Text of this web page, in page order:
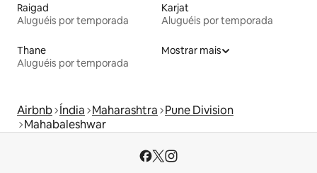
Raigad
Aluguéis por temporada
Karjat
Aluguéis por temporada
Thane
Aluguéis por temporada
Mostrar mais
Airbnb Índia Maharashtra Pune Division
Mahabaleshwar